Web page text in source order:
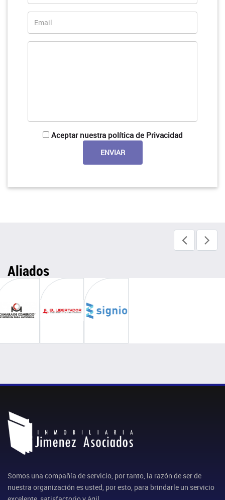
Aceptar nuestra política de Privacidad
Aliados
Somos una compañía de servicio, por tanto, la razón de ser de
nuestra organización es usted, por esto, para brindarle un servicio